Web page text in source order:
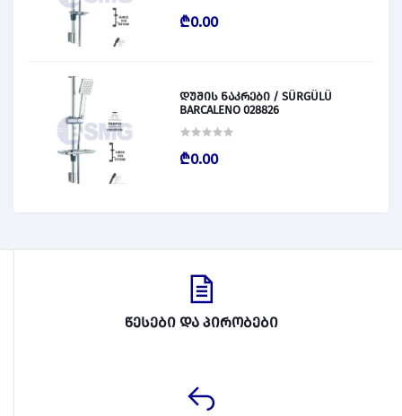
₾0.00
დუშის ნაკრები / SÜRGÜLÜ
BARCALENO 028826
₾0.00
წესები და პირობები